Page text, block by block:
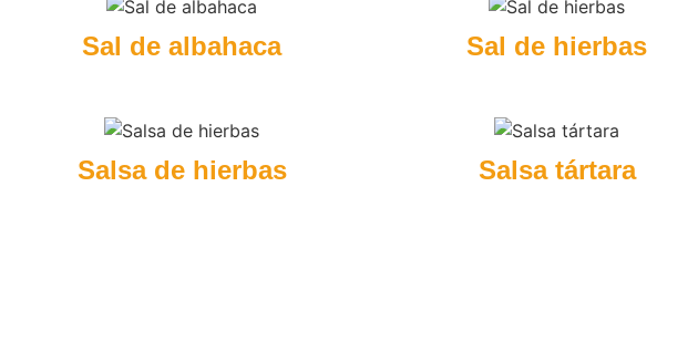
Sal de albahaca Sal de hierbas
Salsa de hierbas Salsa tártara